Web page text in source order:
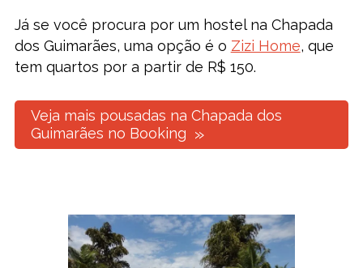
Já se você procura por um hostel na Chapada
dos Guimarães, uma opção é o Zizi Home, que
tem quartos por a partir de R$ 150.
Veja mais pousadas na Chapada dos
Guimarães no Booking